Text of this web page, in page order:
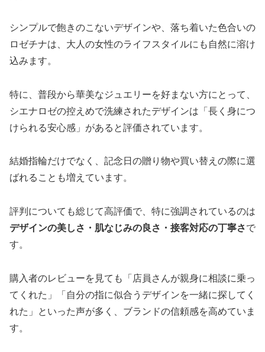
シンプルで飽きのこないデザインや、落ち着いた色合いの
ロゼチナは、大人の女性のライフスタイルにも自然に溶け
込みます。
特に、普段から華美なジュエリーを好まない方にとって、
シエナロゼの控えめで洗練されたデザインは「長く身につ
けられる安心感」があると評価されています。
結婚指輪だけでなく、記念日の贈り物や買い替えの際に選
ばれることも増えています。
評判についても総じて高評価で、特に強調されているのは
デザインの美しさ・肌なじみの良さ・接客対応の丁寧さで
す。
購入者のレビューを見ても「店員さんが親身に相談に乗っ
てくれた」「自分の指に似合うデザインを一緒に探してく
れた」といった声が多く、ブランドの信頼感を高めていま
す。